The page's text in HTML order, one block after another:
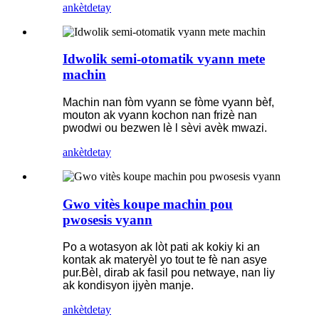
ankètdetay
Idwolik semi-otomatik vyann mete
machin
Machin nan fòm vyann se fòme vyann bèf,
mouton ak vyann kochon nan frizè nan
pwodwi ou bezwen lè l sèvi avèk mwazi.
ankètdetay
Gwo vitès koupe machin pou
pwosesis vyann
Po a wotasyon ak lòt pati ak kokiy ki an
kontak ak materyèl yo tout te fè nan asye
pur.Bèl, dirab ak fasil pou netwaye, nan liy
ak kondisyon ijyèn manje.
ankètdetay